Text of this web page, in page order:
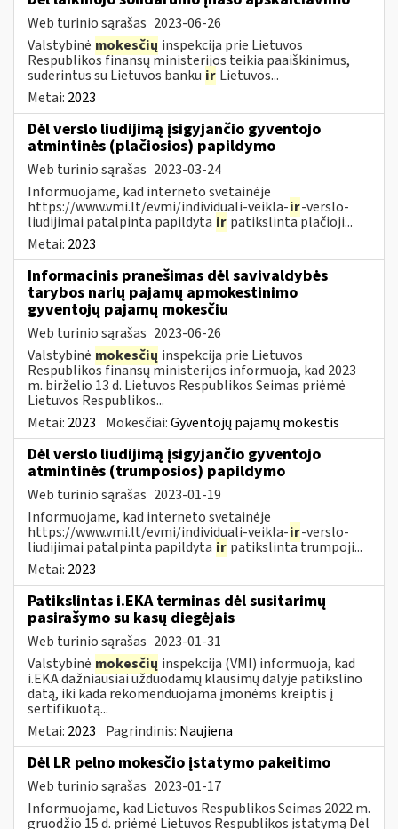
Web turinio sąrašas 2023-06-26
Valstybinė mokesčių inspekcija prie Lietuvos
Respublikos finansų ministerijos teikia paaiškinimus,
suderintus su Lietuvos banku ir Lietuvos...
Metai: 2023
Dėl verslo liudijimą įsigyjančio gyventojo
atmintinės (plačiosios) papildymo
Web turinio sąrašas 2023-03-24
Informuojame, kad interneto svetainėje
https://www.vmi.lt/evmi/individuali-veikla-ir-verslo-
liudijimai patalpinta papildyta ir patikslinta plačioji...
Metai: 2023
Informacinis pranešimas dėl savivaldybės
tarybos narių pajamų apmokestinimo
gyventojų pajamų mokesčiu
Web turinio sąrašas 2023-06-26
Valstybinė mokesčių inspekcija prie Lietuvos
Respublikos finansų ministerijos informuoja, kad 2023
m. birželio 13 d. Lietuvos Respublikos Seimas priėmė
Lietuvos Respublikos...
Metai: 2023 Mokesčiai:Gyventojų pajamų mokestis
Dėl verslo liudijimą įsigyjančio gyventojo
atmintinės (trumposios) papildymo
Web turinio sąrašas 2023-01-19
Informuojame, kad interneto svetainėje
https://www.vmi.lt/evmi/individuali-veikla-ir-verslo-
liudijimai patalpinta papildyta ir patikslinta trumpoji...
Metai: 2023
Patikslintas i.EKA terminas dėl susitarimų
pasirašymo su kasų diegėjais
Web turinio sąrašas 2023-01-31
Valstybinė mokesčių inspekcija (VMI) informuoja, kad
i.EKA dažniausiai užduodamų klausimų dalyje patikslino
datą, iki kada rekomenduojama įmonėms kreiptis į
sertifikuotą...
Metai: 2023 Pagrindinis: Naujiena
Dėl LR pelno mokesčio įstatymo pakeitimo
Web turinio sąrašas 2023-01-17
Informuojame, kad Lietuvos Respublikos Seimas 2022 m.
gruodžio 15 d. priėmė Lietuvos Respublikos įstatymą Dėl